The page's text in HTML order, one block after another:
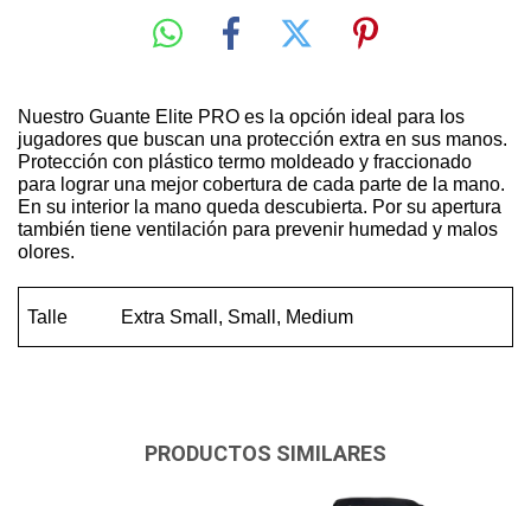
Nuestro Guante Elite PRO es la opción ideal para los
jugadores que buscan una protección extra en sus manos.
Protección con plástico termo moldeado y fraccionado
para lograr una mejor cobertura de cada parte de la mano.
En su interior la mano queda descubierta. Por su apertura
también tiene ventilación para prevenir humedad y malos
olores.
Talle Extra Small, Small, Medium
PRODUCTOS SIMILARES